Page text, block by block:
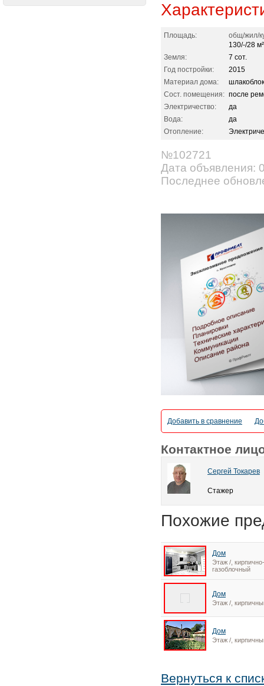
Площадь:
общ/жил/
130/-/28 м²
Земля:
7 сот.
Год постройки:
2015
Материал дома:
шлакоблок
Сост. помещения: после
Электричество:
да
Вода:
да
Отопление:
№102721
Дата объявления:
Последнее
Добавить в сравнение
Контактное
Сергей Токарев
Стажер
Похожие
Дом
Этаж /, кирпично-
газоблочный
Дом
Этаж /,
Дом
Этаж /,
Вернуться к